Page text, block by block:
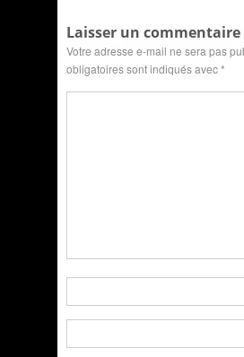
Laisser un commentaire
Votre adresse e-mail ne sera pas
obligatoires sont indiqués avec*